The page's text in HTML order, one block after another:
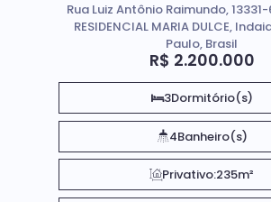
R$ 2.200.000
Rua Luiz Antônio Raimundo, 13331-
RESIDENCIAL MARIA DULCE,
Paulo, Brasil
3Dormitório(s)
4Banheiro(s)
Privativo:235m²